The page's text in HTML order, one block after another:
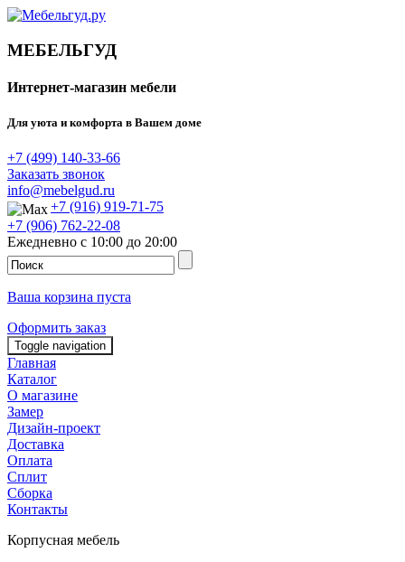
МЕБЕЛЬГУД
Интернет-магазин мебели
Для уюта и комфорта в Вашем доме
+7 (499) 140-33-66
Заказать звонок
info@mebelgud.ru
+7 (916) 919-71-75
+7 (906) 762-22-08
Ежедневно с 10:00 до 20:00
Ваша корзина пуста
Оформить заказ
Toggle navigation
Главная
Каталог
О магазине
Замер
Дизайн-проект
Доставка
Оплата
Сплит
Сборка
Контакты
Корпусная мебель